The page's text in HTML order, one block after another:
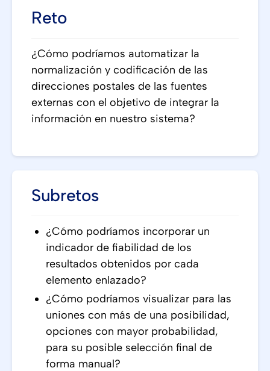
Reto
¿Cómo podríamos automatizar la
normalización y codificación de las
direcciones postales de las fuentes
externas con el objetivo de integrar la
información en nuestro sistema?
Subretos
¿Cómo podríamos incorporar un
indicador de fiabilidad de los
resultados obtenidos por cada
elemento enlazado?
¿Cómo podríamos visualizar para las
uniones con más de una posibilidad,
opciones con mayor probabilidad,
para su posible selección final de
forma manual?